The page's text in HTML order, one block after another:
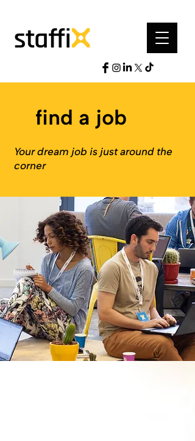
find a job
Your dream job is just around the
corner